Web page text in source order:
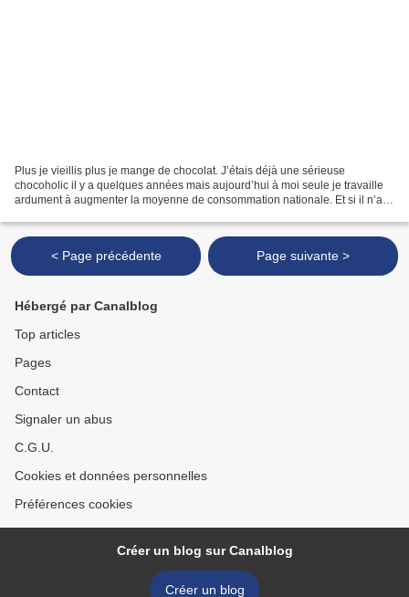
Plus je vieillis plus je mange de chocolat. J’étais déjà une sérieuse
chocoholic il y a quelques années mais aujourd’hui à moi seule je travaille
ardument à augmenter la moyenne de consommation nationale. Et si il n’a
< Page précédente Page suivante >
Hébergé par Canalblog
Top articles
Pages
Contact
Signaler un abus
C.G.U.
Cookies et données personnelles
Préférences cookies
Créer un blog sur Canalblog
Créer un blog